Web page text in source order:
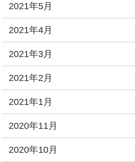
2021年5月
2021年4月
2021年3月
2021年2月
2021年1月
2020年11月
2020年10月